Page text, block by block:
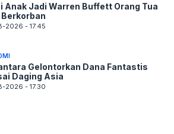
Anak Jadi Warren Buffett Orang Tua
Berkorban
2026 - 17.45
Gelontorkan Dana Fantastis
Daging Asia
2026 - 17.30